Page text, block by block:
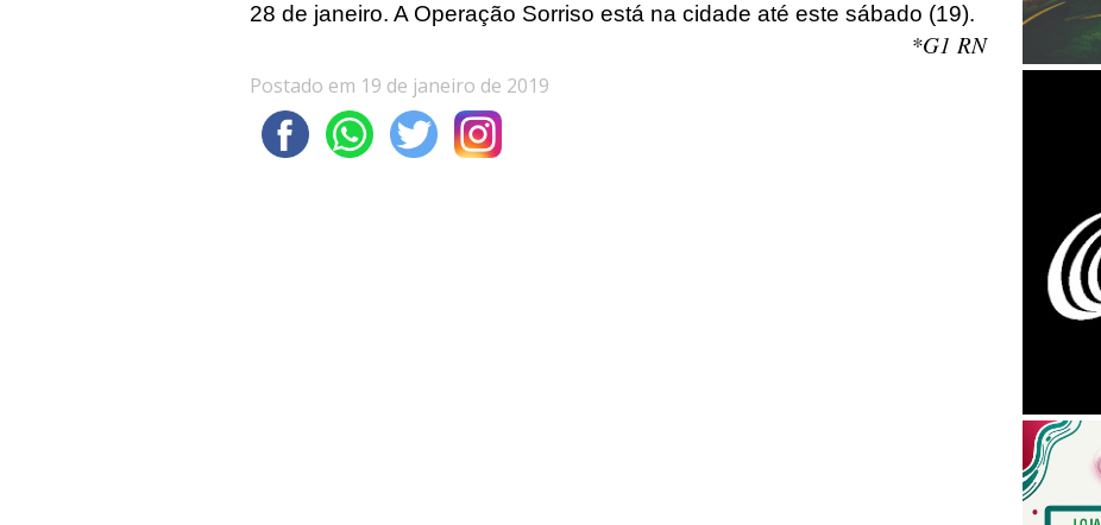
28 de janeiro. A Operação Sorriso está na cidade até este sábado (19).
*G1 RN
Postado em 19 de janeiro de 2019